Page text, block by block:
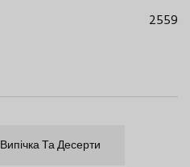
2559
Випічка Та Десерти